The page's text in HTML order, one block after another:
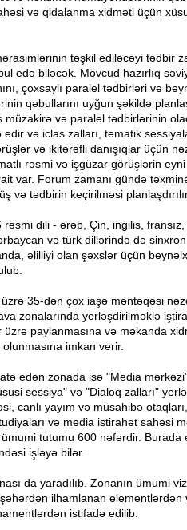
və qidalanma xidməti üçün
təşkil ediləcəyi tədbir
edə biləcək. Mövcud hazırlıq
çoxsaylı paralel tədbirləri və
qəbullarını uyğun şəkildə
müzakirə və paralel tədbirlərinin
və iclas zalları, tematik
və ikitərəfli danışıqlar üçün
rəsmi və işgüzar görüşlərin
var. Forum zamanı gündə
və tədbirin keçirilməsi
dili - ərəb, Çin, ingilis,
və türk dillərində də
əlilliyi olan şəxslər üçün
35-dən çox iaşə məntəqəsi
zonalarında yerləşdirilməklə
üzrə paylanmasına və məkanda
olunmasına imkan verir.
edən zonada isə "Media mərkəzi"
sessiya" və "Dialoq zalları"
canlı yayım və müsahibə
və media istirahət sahəsi
tutumu 600 nəfərdir. Burada
işləyə bilər.
da yaradılıb. Zonanın ümumi
ilhamlanan elementlərdən
istifadə edilib.